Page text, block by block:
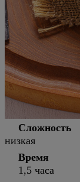
Сложность
низкая
Время
1,5 часа